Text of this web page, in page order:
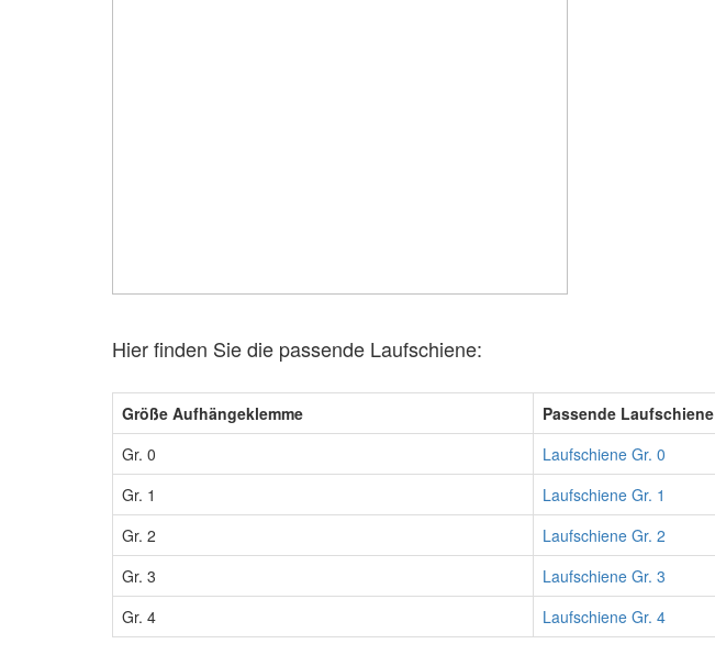
Hier finden Sie die passende Laufschiene:
Größe Aufhängeklemme
Passende Laufschiene
Gr. 0
Laufschiene Gr. 0
Gr. 1
Laufschiene Gr. 1
Gr. 2
Laufschiene Gr. 2
Gr. 3
Laufschiene Gr. 3
Gr. 4
Laufschiene Gr. 4